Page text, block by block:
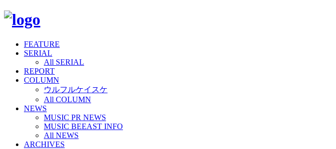
FEATURE
SERIAL
All SERIAL
REPORT
COLUMN
ウルフルケイスケ
All COLUMN
NEWS
MUSIC PR NEWS
MUSIC BEEAST INFO
All NEWS
ARCHIVES